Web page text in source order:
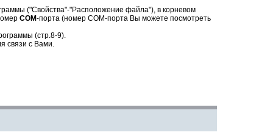
("Свойства"-"Расположение файла"), в корневом
COM-порта (номер COM-порта Вы можете посмотреть
(стр.8-9).
связи с Вами.